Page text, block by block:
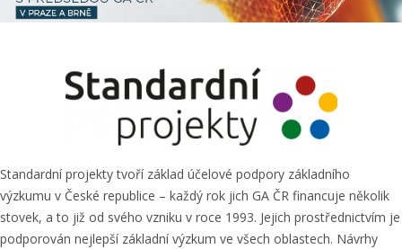
Standardní projekty tvoří základ účelové podpory základního
výzkumu v České republice – každý rok jich GA ČR financuje několik
stovek, a to již od svého vzniku v roce 1993. Jejich prostřednictvím je
podporován nejlepší základní výzkum ve všech oblastech. Návrhy